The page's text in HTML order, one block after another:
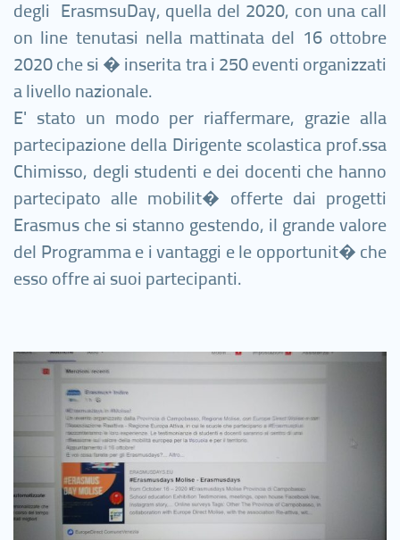
degli ErasmsuDay, quella del 2020, con una call
on line tenutasi nella mattinata del 16 ottobre
2020 che si � inserita tra i 250 eventi organizzati
a livello nazionale.
E' stato un modo per riaffermare, grazie alla
partecipazione della Dirigente scolastica prof.ssa
Chimisso, degli studenti e dei docenti che hanno
partecipato alle mobilit� offerte dai progetti
Erasmus che si stanno gestendo, il grande valore
del Programma e i vantaggi e le opportunit� che
esso offre ai suoi partecipanti.